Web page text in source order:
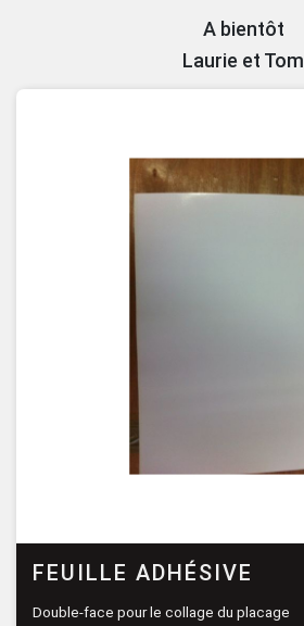
A bientôt
Laurie et Tom
FEUILLE ADHÉSIVE
Double-face pour le collage du placage